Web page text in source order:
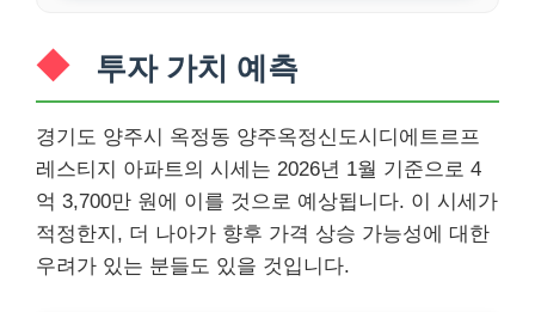
투자 가치 예측
경기도 양주시 옥정동 양주옥정신도시디에트르프
레스티지 아파트의 시세는 2026년 1월 기준으로 4
억 3,700만 원에 이를 것으로 예상됩니다. 이 시세가
적정한지, 더 나아가 향후 가격 상승 가능성에 대한
우려가 있는 분들도 있을 것입니다.